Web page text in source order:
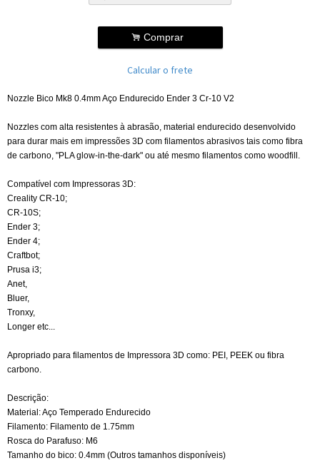
. Comprar
Calcular o frete
Nozzle Bico Mk8 0.4mm Aço Endurecido Ender 3 Cr-10 V2
Nozzles com alta resistentes à abrasão, material endurecido desenvolvido
para durar mais em impressões 3D com filamentos abrasivos tais como fibra
de carbono, "PLA glow-in-the-dark" ou até mesmo filamentos como woodfill.
Compatível com Impressoras 3D:
Creality CR-10;
CR-10S;
Ender 3;
Ender 4;
Craftbot;
Prusa i3;
Anet,
Bluer,
Tronxy,
Longer etc...
Apropriado para filamentos de Impressora 3D como: PEI, PEEK ou fibra
carbono.
Descrição:
Material: Aço Temperado Endurecido
Filamento: Filamento de 1.75mm
Rosca do Parafuso: M6
Tamanho do bico: 0.4mm (Outros tamanhos disponíveis)